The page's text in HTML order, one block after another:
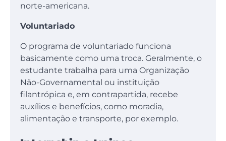
norte-americana.
Voluntariado
O programa de voluntariado funciona
basicamente como uma troca. Geralmente, o
estudante trabalha para uma Organização
Não-Governamental ou instituição
filantrópica e, em contrapartida, recebe
auxílios e benefícios, como moradia,
alimentação e transporte, por exemplo.